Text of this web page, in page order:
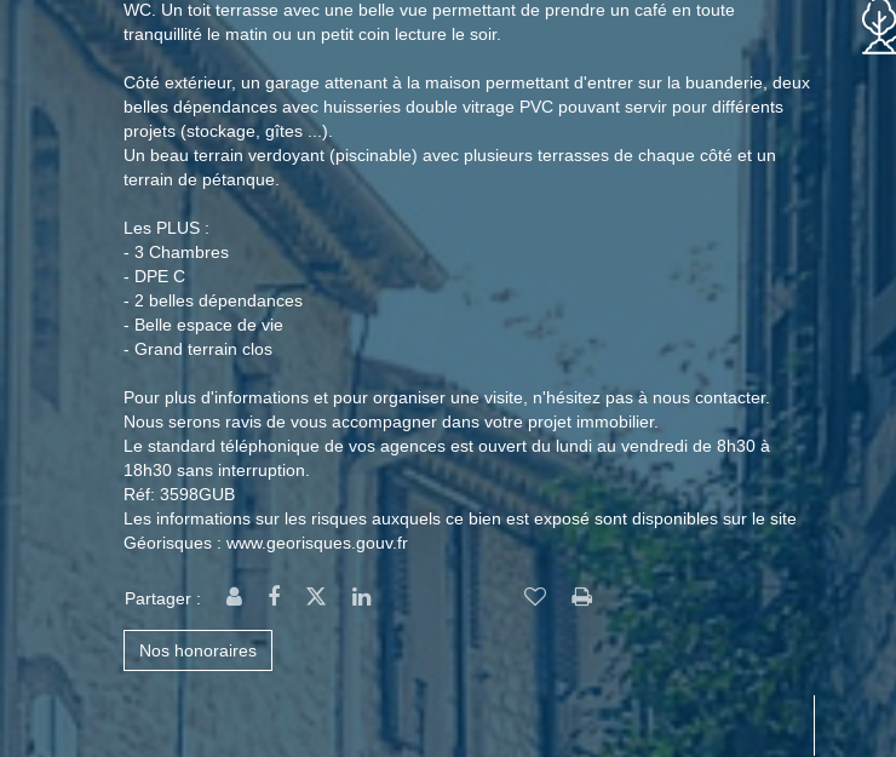
WC. Un toit terrasse avec une belle vue permettant de prendre un café en toute
tranquillité le matin ou un petit coin lecture le soir.
Côté extérieur, un garage attenant à la maison permettant d'entrer sur la buanderie, deux
belles dépendances avec huisseries double vitrage PVC pouvant servir pour différents
projets (stockage, gîtes ...).
Un beau terrain verdoyant (piscinable) avec plusieurs terrasses de chaque côté et un
terrain de pétanque.
Les PLUS :
- 3 Chambres
- DPE C
- 2 belles dépendances
- Belle espace de vie
- Grand terrain clos
Pour plus d'informations et pour organiser une visite, n'hésitez pas à nous contacter.
Nous serons ravis de vous accompagner dans votre projet immobilier.
Le standard téléphonique de vos agences est ouvert du lundi au vendredi de 8h30 à
18h30 sans interruption.
Réf: 3598GUB
Les informations sur les risques auxquels ce bien est exposé sont disponibles sur le site
Géorisques : www.georisques.gouv.fr
Partager :
Nos honoraires